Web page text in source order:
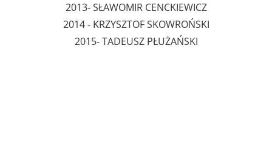
2013- SŁAWOMIR CENCKIEWICZ
2014 - KRZYSZTOF SKOWROŃSKI
2015- TADEUSZ PŁUŻAŃSKI